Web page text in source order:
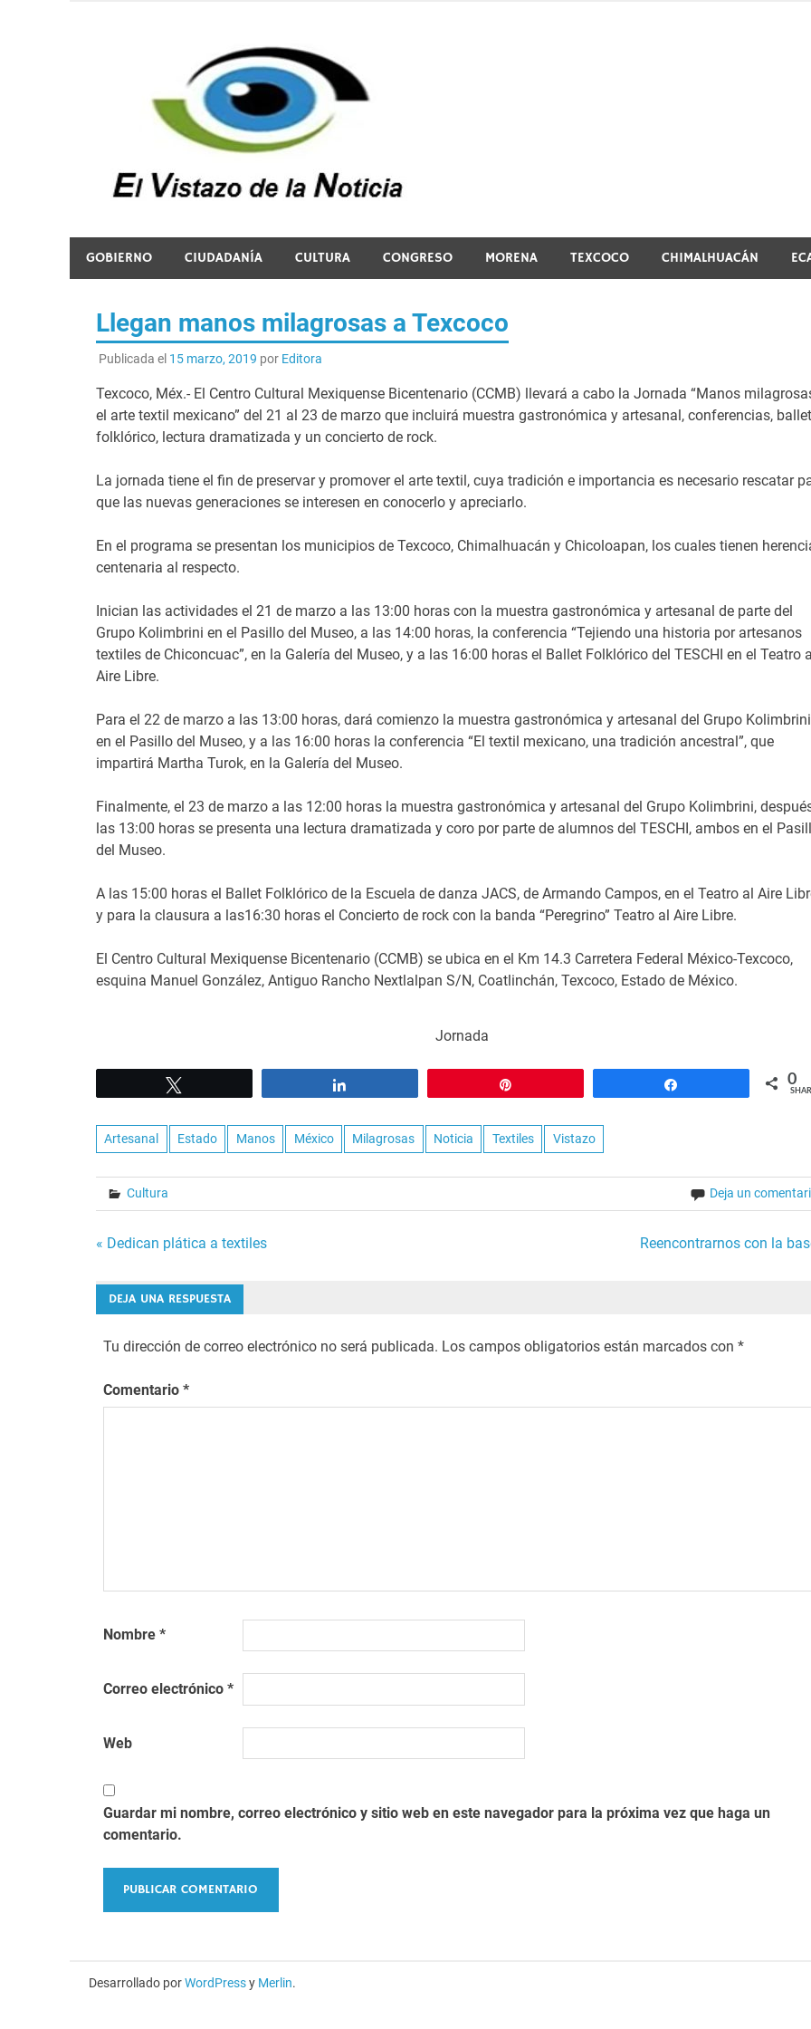
GOBIERNO CIUDADANÍA CULTURA CONGRESO MORENA TEXCOCO CHIMALHUACÁN
Llegan manos milagrosas a Texcoco
Publicada el 15 marzo, 2019 por Editora
Texcoco, Méx.- El Centro Cultural Mexiquense Bicentenario (CCMB) llevará a cabo la Jornada “Manos
el arte textil mexicano” del 21 al 23 de marzo que incluirá muestra gastronómica y artesanal, conferencias, ballet
folklórico, lectura dramatizada y un concierto de rock.
La jornada tiene el fin de preservar y promover el arte textil, cuya tradición e importancia es necesario rescatar
que las nuevas generaciones se interesen en conocerlo y apreciarlo.
En el programa se presentan los municipios de Texcoco, Chimalhuacán y Chicoloapan, los cuales tienen
centenaria al respecto.
Inician las actividades el 21 de marzo a las 13:00 horas con la muestra gastronómica y artesanal de parte del
Grupo Kolimbrini en el Pasillo del Museo, a las 14:00 horas, la conferencia “Tejiendo una historia por artesanos
textiles de Chiconcuac”, en la Galería del Museo, y a las 16:00 horas el Ballet Folklórico del TESCHI en el Teatro
Aire Libre.
Para el 22 de marzo a las 13:00 horas, dará comienzo la muestra gastronómica y artesanal del Grupo
en el Pasillo del Museo, y a las 16:00 horas la conferencia “El textil mexicano, una tradición ancestral”, que
impartirá Martha Turok, en la Galería del Museo.
Finalmente, el 23 de marzo a las 12:00 horas la muestra gastronómica y artesanal del Grupo Kolimbrini,
las 13:00 horas se presenta una lectura dramatizada y coro por parte de alumnos del TESCHI, ambos en el
del Museo.
A las 15:00 horas el Ballet Folklórico de la Escuela de danza JACS, de Armando Campos, en el Teatro al Aire
y para la clausura a las16:30 horas el Concierto de rock con la banda “Peregrino” Teatro al Aire Libre.
El Centro Cultural Mexiquense Bicentenario (CCMB) se ubica en el Km 14.3 Carretera Federal México-Texcoco,
esquina Manuel González, Antiguo Rancho Nextlalpan S/N, Coatlinchán, Texcoco, Estado de México.
Jornada
0
Artesanal Estado Manos México Milagrosas Noticia Textiles Vistazo
Cultura Deja un
Navegación
de
entradas
« Dedican plática a textiles Reencontrarnos con la
DEJA UNA RESPUESTA
Tu dirección de correo electrónico no será publicada. Los campos obligatorios están marcados con *
Comentario *
Nombre *
Correo electrónico *
Web
Guardar mi nombre, correo electrónico y sitio web en este navegador para la próxima vez que haga un
comentario.
Desarrollado porWordPressy Merlin.